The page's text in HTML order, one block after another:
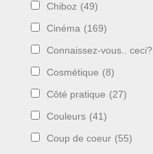
Chiboz (49)
Cinéma (169)
Connaissez-vous.. ceci?
Cosmétique (8)
Côté pratique (27)
Couleurs (41)
Coup de coeur (55)